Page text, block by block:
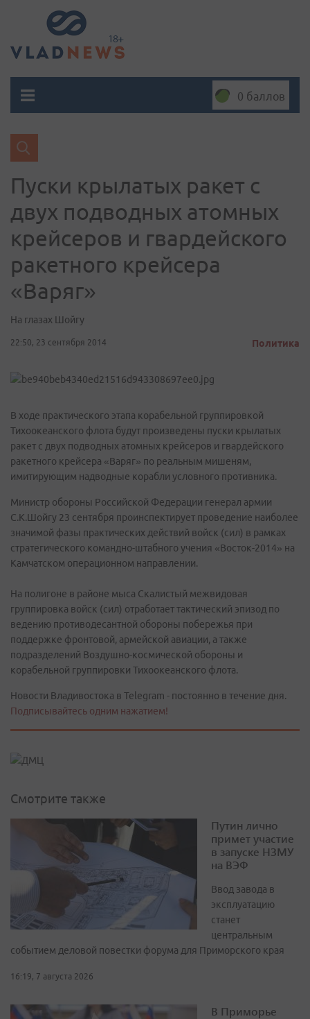
0 баллов
Пуски крылатых ракет с
двух подводных атомных
крейсеров и гвардейского
ракетного крейсера
«Варяг»
На глазах Шойгу
22:50, 23 сентября 2014 Политика
В ходе практического этапа корабельной группировкой
Тихоокеанского флота будут произведены пуски крылатых
ракет с двух подводных атомных крейсеров и гвардейского
ракетного крейсера «Варяг» по реальным мишеням,
имитирующим надводные корабли условного противника.
Министр обороны Российской Федерации генерал армии
С.К.Шойгу 23 сентября проинспектирует проведение наиболее
значимой фазы практических действий войск (сил) в рамках
стратегического командно-штабного учения «Восток-2014» на
Камчатском операционном направлении.
На полигоне в районе мыса Скалистый межвидовая
группировка войск (сил) отработает тактический эпизод по
ведению противодесантной обороны побережья при
поддержке фронтовой, армейской авиации, а также
подразделений Воздушно-космической обороны и
корабельной группировки Тихоокеанского флота.
Новости Владивостока в Telegram - постоянно в течение дня.
Подписывайтесь одним нажатием!
Смотрите также
Путин лично
примет участие
в запуске НЗМУ
на ВЭФ
Ввод завода в
эксплуатацию
станет
центральным
событием деловой повестки форума для Приморского края
16:19, 7 августа 2026
В Приморье